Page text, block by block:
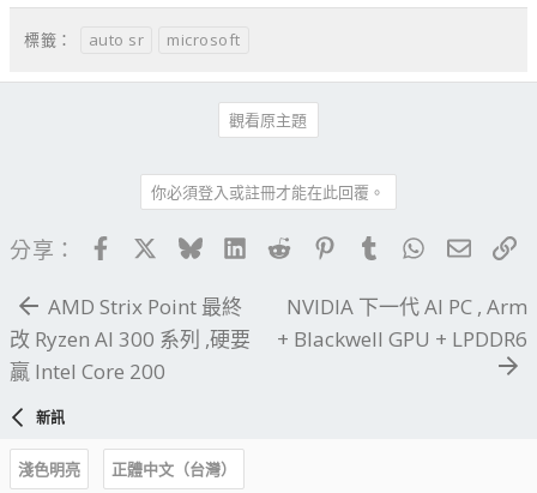
標籤： auto sr microsoft
觀看原主題
你必須登入或註冊才能在此回覆。
分享： FacebookBlueskyLinkedIn
Reddit PinterestTumblrWhatsApp
電子
AMD Strix Point 最終
改 Ryzen AI 300 系列 ,硬要
贏 Intel Core 200
NVIDIA 下一代 AI PC , Arm
+ Blackwell GPU + LPDDR6
新訊
淺色明亮
正體中文（台灣）